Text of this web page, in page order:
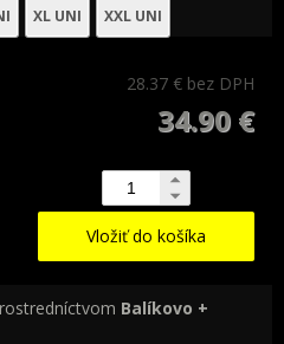
XL UNI XXL UNI
28.37 € bez DPH
34.90 €
Vložiť do košíka
Balíkovo +